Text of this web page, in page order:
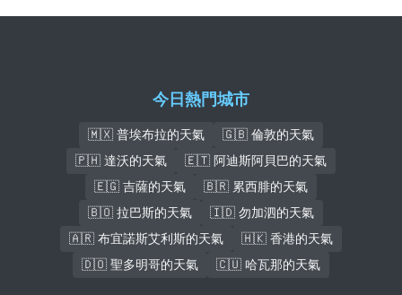
今日熱門城市
🇲🇽 普埃布拉的天氣
🇬🇧 倫敦的天氣
🇵🇭 達沃的天氣
🇪🇹 阿迪斯阿貝巴的天氣
🇪🇬 吉薩的天氣
🇧🇷 累西腓的天氣
🇧🇴 拉巴斯的天氣
🇮🇩 勿加泗的天氣
🇦🇷 布宜諾斯艾利斯的天氣
🇭🇰 香港的天氣
🇩🇴 聖多明哥的天氣
🇨🇺 哈瓦那的天氣